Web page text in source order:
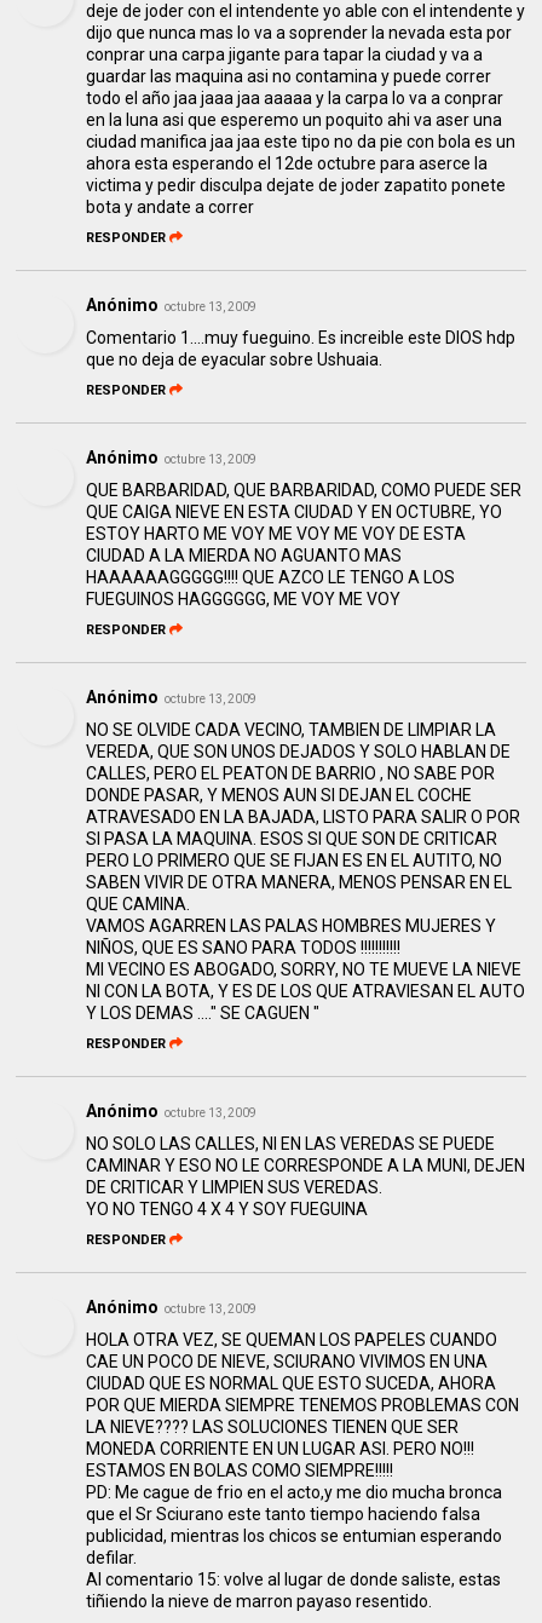
deje de joder con el intendente yo able con el intendente y
dijo que nunca mas lo va a soprender la nevada esta por
conprar una carpa jigante para tapar la ciudad y va a
guardar las maquina asi no contamina y puede correr
todo el año jaa jaaa jaa aaaaa y la carpa lo va a conprar
en la luna asi que esperemo un poquito ahi va aser una
ciudad manifica jaa jaa este tipo no da pie con bola es un
ahora esta esperando el 12de octubre para aserce la
victima y pedir disculpa dejate de joder zapatito ponete
bota y andate a correr
RESPONDER
Anónimo octubre 13, 2009
Comentario 1....muy fueguino. Es increible este DIOS hdp
que no deja de eyacular sobre Ushuaia.
RESPONDER
Anónimo octubre 13, 2009
QUE BARBARIDAD, QUE BARBARIDAD, COMO PUEDE SER
QUE CAIGA NIEVE EN ESTA CIUDAD Y EN OCTUBRE, YO
ESTOY HARTO ME VOY ME VOY ME VOY DE ESTA
CIUDAD A LA MIERDA NO AGUANTO MAS
HAAAAAAGGGGG!!!! QUE AZCO LE TENGO A LOS
FUEGUINOS HAGGGGGG, ME VOY ME VOY
RESPONDER
Anónimo octubre 13, 2009
NO SE OLVIDE CADA VECINO, TAMBIEN DE LIMPIAR LA
VEREDA, QUE SON UNOS DEJADOS Y SOLO HABLAN DE
CALLES, PERO EL PEATON DE BARRIO , NO SABE POR
DONDE PASAR, Y MENOS AUN SI DEJAN EL COCHE
ATRAVESADO EN LA BAJADA, LISTO PARA SALIR O POR
SI PASA LA MAQUINA. ESOS SI QUE SON DE CRITICAR
PERO LO PRIMERO QUE SE FIJAN ES EN EL AUTITO, NO
SABEN VIVIR DE OTRA MANERA, MENOS PENSAR EN EL
QUE CAMINA.
VAMOS AGARREN LAS PALAS HOMBRES MUJERES Y
NIÑOS, QUE ES SANO PARA TODOS !!!!!!!!!!!
MI VECINO ES ABOGADO, SORRY, NO TE MUEVE LA NIEVE
NI CON LA BOTA, Y ES DE LOS QUE ATRAVIESAN EL AUTO
Y LOS DEMAS ...." SE CAGUEN "
RESPONDER
Anónimo octubre 13, 2009
NO SOLO LAS CALLES, NI EN LAS VEREDAS SE PUEDE
CAMINAR Y ESO NO LE CORRESPONDE A LA MUNI, DEJEN
DE CRITICAR Y LIMPIEN SUS VEREDAS.
YO NO TENGO 4 X 4 Y SOY FUEGUINA
RESPONDER
Anónimo octubre 13, 2009
HOLA OTRA VEZ, SE QUEMAN LOS PAPELES CUANDO
CAE UN POCO DE NIEVE, SCIURANO VIVIMOS EN UNA
CIUDAD QUE ES NORMAL QUE ESTO SUCEDA, AHORA
POR QUE MIERDA SIEMPRE TENEMOS PROBLEMAS CON
LA NIEVE???? LAS SOLUCIONES TIENEN QUE SER
MONEDA CORRIENTE EN UN LUGAR ASI. PERO NO!!!
ESTAMOS EN BOLAS COMO SIEMPRE!!!!!
PD: Me cague de frio en el acto,y me dio mucha bronca
que el Sr Sciurano este tanto tiempo haciendo falsa
publicidad, mientras los chicos se entumian esperando
defilar.
Al comentario 15: volve al lugar de donde saliste, estas
tiñiendo la nieve de marron payaso resentido.